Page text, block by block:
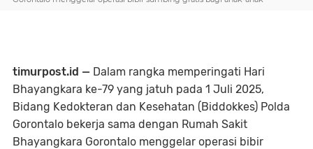
timurpost.id — Dalam rangka memperingati Hari
Bhayangkara ke-79 yang jatuh pada 1 Juli 2025,
Bidang Kedokteran dan Kesehatan (Biddokkes) Polda
Gorontalo bekerja sama dengan Rumah Sakit
Bhayangkara Gorontalo menggelar operasi bibir